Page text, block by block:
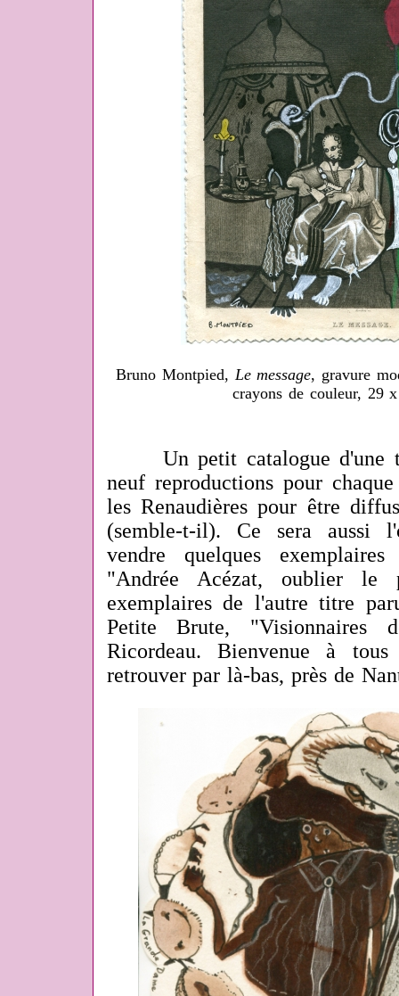
Bruno Montpied, Le message, gravure
crayons de couleur, 29
Un petit catalogue d'une
neuf reproductions pour
les Renaudières pour être
(semble-t-il). Ce sera aussi
vendre quelques
"Andrée Acézat, oublier le
exemplaires de l'autre titre
Petite Brute, "Visionnaires
Ricordeau. Bienvenue à
retrouver par là-bas, près de